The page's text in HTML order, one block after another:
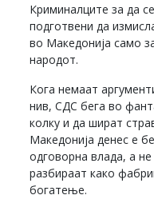
Криминалците за да
подготвени да
во Македонија само
народот.
Кога немаат
нив, СДС бега во
колку и да шират
Македонија денес е
одговорна влада, а
разбираат како
богатење.